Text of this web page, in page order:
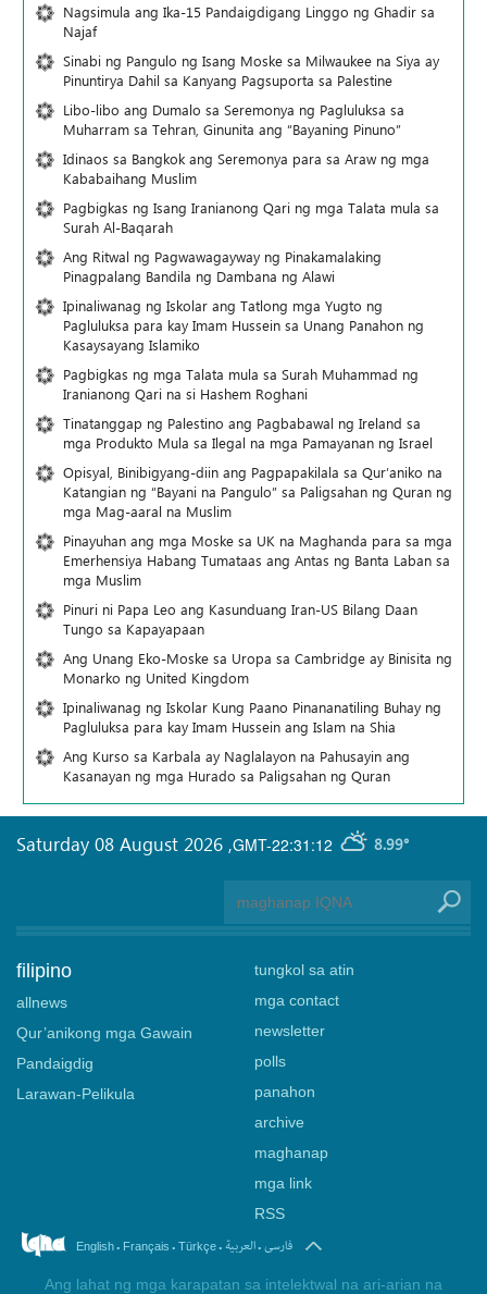
Nagsimula ang Ika-15 Pandaigdigang Linggo ng Ghadir sa
Najaf
Sinabi ng Pangulo ng Isang Moske sa Milwaukee na Siya ay
Pinuntirya Dahil sa Kanyang Pagsuporta sa Palestine
Libo-libo ang Dumalo sa Seremonya ng Pagluluksa sa
Muharram sa Tehran, Ginunita ang “Bayaning Pinuno”
Idinaos sa Bangkok ang Seremonya para sa Araw ng mga
Kababaihang Muslim
Pagbigkas ng Isang Iranianong Qari ng mga Talata mula sa
Surah Al-Baqarah
Ang Ritwal ng Pagwawagayway ng Pinakamalaking
Pinagpalang Bandila ng Dambana ng Alawi
Ipinaliwanag ng Iskolar ang Tatlong mga Yugto ng
Pagluluksa para kay Imam Hussein sa Unang Panahon ng
Kasaysayang Islamiko
Pagbigkas ng mga Talata mula sa Surah Muhammad ng
Iranianong Qari na si Hashem Roghani
Tinatanggap ng Palestino ang Pagbabawal ng Ireland sa
mga Produkto Mula sa Ilegal na mga Pamayanan ng Israel
Opisyal, Binibigyang-diin ang Pagpapakilala sa Qur’aniko na
Katangian ng “Bayani na Pangulo” sa Paligsahan ng Quran ng
mga Mag-aaral na Muslim
Pinayuhan ang mga Moske sa UK na Maghanda para sa mga
Emerhensiya Habang Tumataas ang Antas ng Banta Laban sa
mga Muslim
Pinuri ni Papa Leo ang Kasunduang Iran-US Bilang Daan
Tungo sa Kapayapaan
Ang Unang Eko-Moske sa Uropa sa Cambridge ay Binisita ng
Monarko ng United Kingdom
Ipinaliwanag ng Iskolar Kung Paano Pinananatiling Buhay ng
Pagluluksa para kay Imam Hussein ang Islam na Shia
Ang Kurso sa Karbala ay Naglalayon na Pahusayin ang
Kasanayan ng mga Hurado sa Paligsahan ng Quran
GMT-22:31:12 8.99°
Saturday 08 August 2026 ,
filipino
allnews
Qur’anikong mga Gawain
Pandaigdig
Larawan-Pelikula
tungkol sa atin
mga contact
newsletter
polls
panahon
archive
maghanap
mga link
RSS
English. Français . Türkçe. العربیة.فارسی
Ang lahat ng mga karapatan sa intelektwal na ari-arian na